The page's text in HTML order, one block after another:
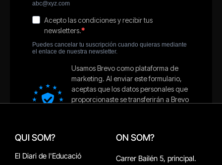
QUI SOM?
El Diari de l'Educació
ON SOM?
Carrer Bailén 5, principal.